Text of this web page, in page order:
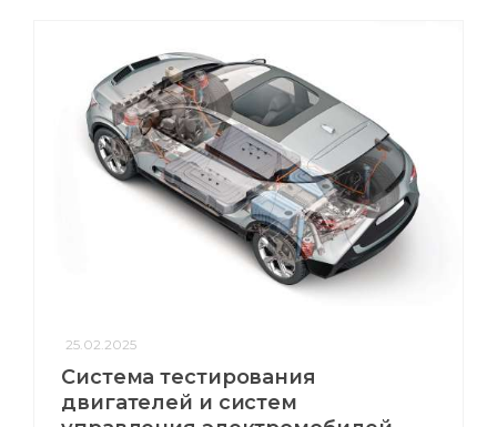
25.02.2025
Система тестирования
двигателей и систем